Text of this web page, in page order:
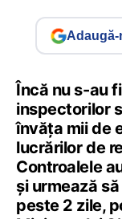
Adaugă-
Încă nu s-au
inspectorilor
învăța mii de
lucrărilor de
Controalele
și urmează
peste 2 zile,